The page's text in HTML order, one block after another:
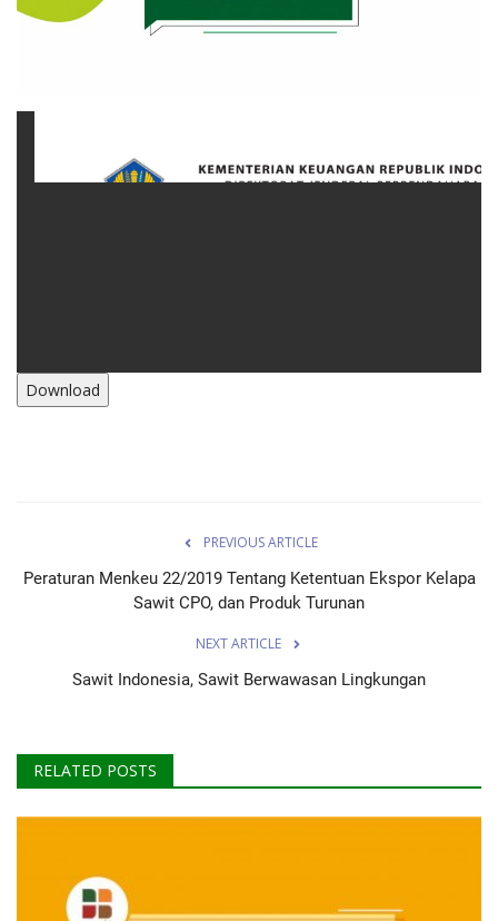
Indonesia
Download
PREVIOUS ARTICLE
Peraturan Menkeu 22/2019 Tentang Ketentuan Ekspor Kelapa
Sawit CPO, dan Produk Turunan
NEXT ARTICLE
Sawit Indonesia, Sawit Berwawasan Lingkungan
RELATED POSTS